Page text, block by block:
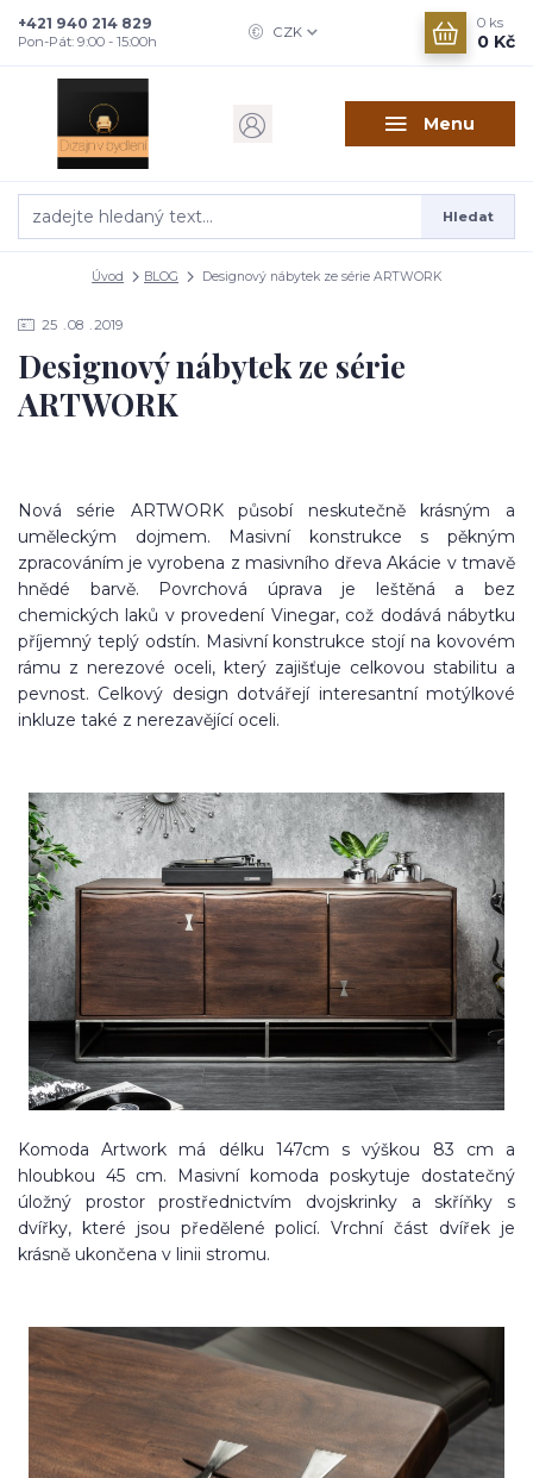
Menu
CZK
Hledat
+421 940 214 829
Pon-Pát: 9:00 - 15:00h
0 ks
0 Kč
Úvod BLOG Designový nábytek ze série ARTWORK
25 08 2019
Designový nábytek ze série
ARTWORK
Nová série ARTWORK působí neskutečně krásným a
uměleckým dojmem. Masivní konstrukce s pěkným
zpracováním je vyrobena z masivního dřeva Akácie v tmavě
hnědé barvě. Povrchová úprava je leštěná a bez
chemických laků v provedení Vinegar, což dodává nábytku
příjemný teplý odstín. Masivní konstrukce stojí na kovovém
rámu z nerezové oceli, který zajišťuje celkovou stabilitu a
pevnost. Celkový design dotvářejí interesantní motýlkové
inkluze také z nerezavějící oceli.
Komoda Artwork má délku 147cm s výškou 83 cm a
hloubkou 45 cm. Masivní komoda poskytuje dostatečný
úložný prostor prostřednictvím dvojskrinky a skříňky s
dvířky, které jsou předělené policí. Vrchní část dvířek je
krásně ukončena v linii stromu.